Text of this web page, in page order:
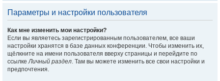
Параметры и настройки пользователя
Как мне изменить мои настройки?
Если вы являетесь зарегистрированным пользователем, все ваши
настройки хранятся в базе данных конференции. Чтобы изменить их,
щёлкните на имени пользователя вверху страницы и перейдите по
ссылкеЛичный раздел. Там вы можете изменить все свои настройки и
предпочтения.